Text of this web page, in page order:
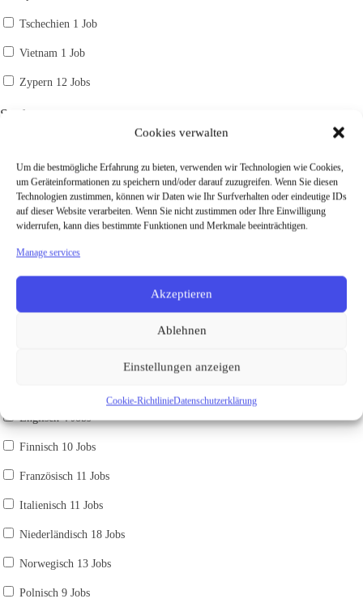
Cookies verwalten
Um die bestmögliche Erfahrung zu bieten, verwenden wir Technologien wie Cookies,
um Geräteinformationen zu speichern und/oder darauf zuzugreifen. Wenn Sie diesen
Technologien zustimmen, können wir Daten wie Ihr Surfverhalten oder eindeutige IDs
auf dieser Website verarbeiten. Wenn Sie nicht zustimmen oder Ihre Einwilligung
widerrufen, kann dies bestimmte Funktionen und Merkmale beeinträchtigen.
Manage services
Akzeptieren
Ablehnen
Einstellungen anzeigen
Cookie-RichtlinieDatenschutzerklärung
Tschechien 1 Job
Vietnam 1 Job
Zypern 12 Jobs
Stadt
Alicante
Barcelona
Fuengirola
Madrid
Málaga
Sprache
Englisch 4 Jobs
Finnisch 10 Jobs
Französisch 11 Jobs
Italienisch 11 Jobs
Niederländisch 18 Jobs
Norwegisch 13 Jobs
Polnisch 9 Jobs